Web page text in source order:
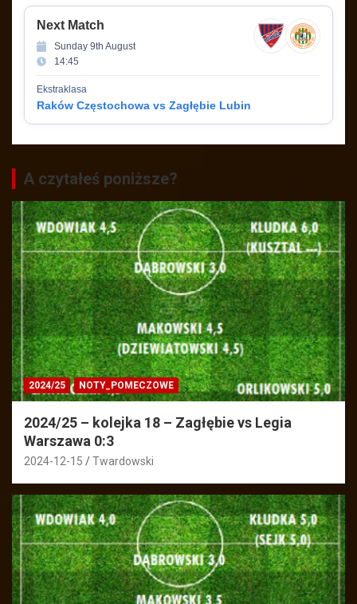
Next Match
Sunday 9th August
14:45
Ekstraklasa
Raków Częstochowa vs Zagłębie Lubin
A czytałeś poniższe?
2024/25 NOTY_POMECZOWE
2024/25 – kolejka 18 – Zagłębie vs Legia
Warszawa 0:3
2024-12-15 Twardowski